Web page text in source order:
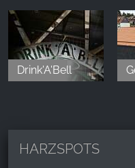
waren alle
rustikal und
warm und das
Getränken wurde
würden verzaubert
Drink'A'Bell
HARZSPOTS